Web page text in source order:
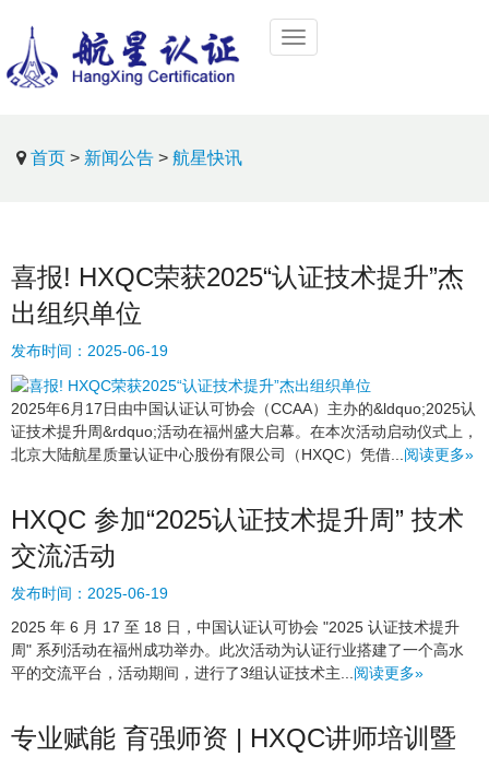
首页 > 新闻公告 > 航星快讯
喜报! HXQC荣获2025“认证技术提升”杰
出组织单位
发布时间： 2025-06-19
2025年6月17日由中国认证认可协会（CCAA）主办的&ldquo;2025认
证技术提升周&rdquo;活动在福州盛大启幕。在本次活动启动仪式上，
北京大陆航星质量认证中心股份有限公司（HXQC）凭借... 阅读更多»
HXQC 参加“2025认证技术提升周” 技术
交流活动
发布时间： 2025-06-19
2025 年 6 月 17 至 18 日，中国认证认可协会 "2025 认证技术提升
周" 系列活动在福州成功举办。此次活动为认证行业搭建了一个高水
平的交流平台，活动期间，进行了3组认证技术主... 阅读更多»
专业赋能 育强师资 | HXQC讲师培训暨